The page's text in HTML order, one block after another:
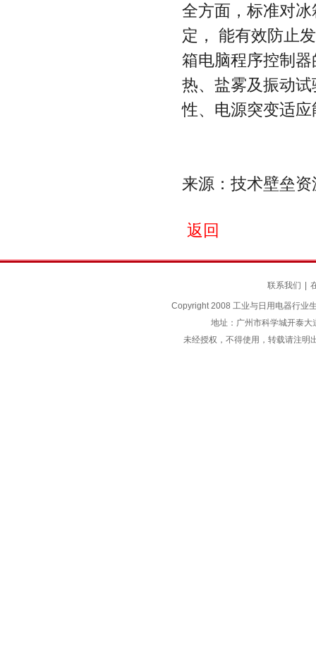
全方面，标准对
定， 能有效防止
箱电脑程序控制
热、盐雾及振动
性、电源突变适
来源：技术壁垒资
返回
联系我们
Copyright 2008 工业与日用电器行业
地址：广州市科学城开泰
未经授权，不得使用，转载请注明